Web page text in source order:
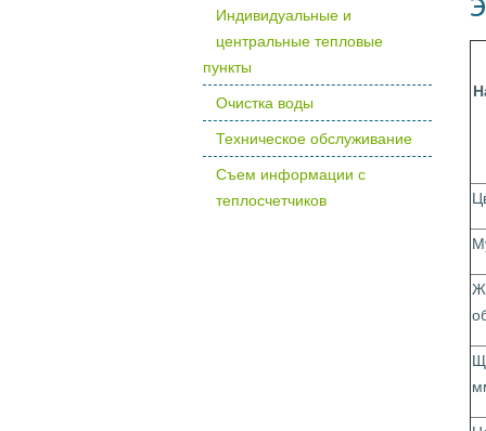
Индивидуальные и
центральные тепловые
пункты
Очистка воды
Техническое обслуживание
Съем информации с
теплосчетчиков